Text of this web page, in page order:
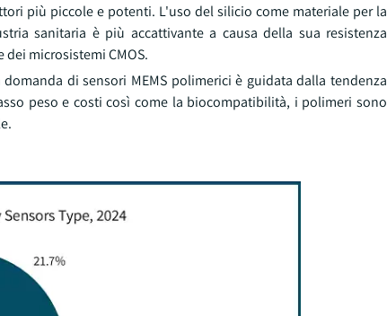
più piccole e potenti. L'uso del silicio come materiale per la
sanitaria è più accattivante a causa della sua resistenza
microsistemi CMOS.
di sensori MEMS polimerici è guidata dalla tendenza
peso e costi così come la biocompatibilità, i polimeri sono